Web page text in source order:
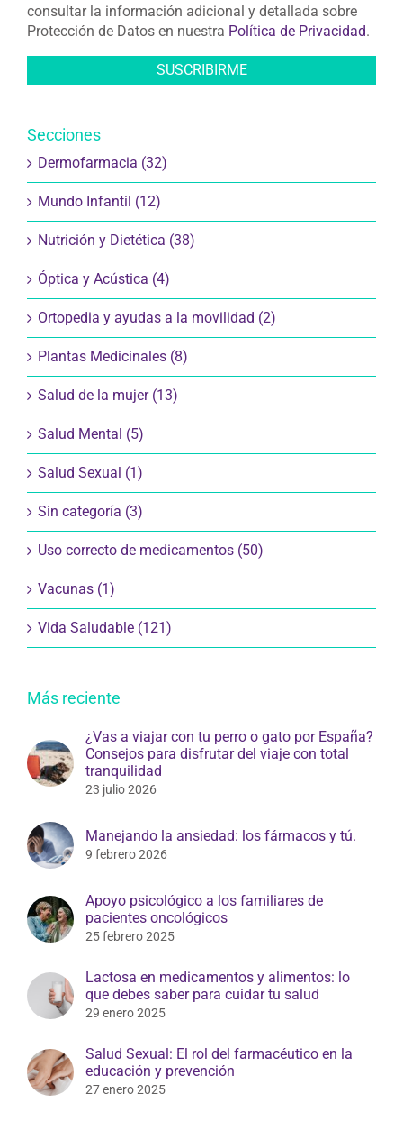
consultar la información adicional y detallada sobre
Protección de Datos en nuestra Política de Privacidad.
Secciones
Dermofarmacia (32)
Mundo Infantil (12)
Nutrición y Dietética (38)
Óptica y Acústica (4)
Ortopedia y ayudas a la movilidad (2)
Plantas Medicinales (8)
Salud de la mujer (13)
Salud Mental (5)
Salud Sexual (1)
Sin categoría (3)
Uso correcto de medicamentos (50)
Vacunas (1)
Vida Saludable (121)
Más reciente
¿Vas a viajar con tu perro o gato por España?
Consejos para disfrutar del viaje con total
tranquilidad
23 julio 2026
Manejando la ansiedad: los fármacos y tú.
9 febrero 2026
Apoyo psicológico a los familiares de
pacientes oncológicos
25 febrero 2025
Lactosa en medicamentos y alimentos: lo
que debes saber para cuidar tu salud
29 enero 2025
Salud Sexual: El rol del farmacéutico en la
educación y prevención
27 enero 2025